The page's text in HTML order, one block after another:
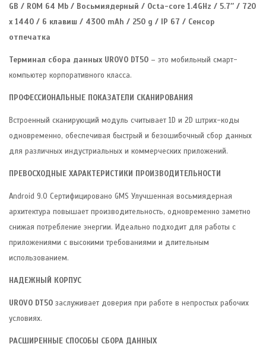
GB / ROM 64 Mb / Восьмиядерный / Octa-core 1.4GHz / 5.7″ / 720
x 1440 / 6 клавиш / 4300 mAh / 250 g / IP 67 / Сенсор
отпечатка
Терминал сбора данных UROVO DT50 – это мобильный смарт-
компьютер корпоративного класса.
ПРОФЕССИОНАЛЬНЫЕ ПОКАЗАТЕЛИ СКАНИРОВАНИЯ
Встроенный сканирующий модуль считывает 1D и 2D штрих-коды
одновременно, обеспечивая быстрый и безошибочный сбор данных
для различных индустриальных и коммерческих приложений.
ПРЕВОСХОДНЫЕ ХАРАКТЕРИСТИКИ ПРОИЗВОДИТЕЛЬНОСТИ
Android 9.0 Сертифицировано GMS Улучшенная восьмиядерная
архитектура повышает производительность, одновременно заметно
снижая потребление энергии. Идеально подходит для работы с
приложениями с высокими требованиями и длительным
использованием.
НАДЕЖНЫЙ КОРПУС
UROVO DT50 заслуживает доверия при работе в непростых рабочих
условиях.
РАСШИРЕННЫЕ СПОСОБЫ СБОРА ДАННЫХ